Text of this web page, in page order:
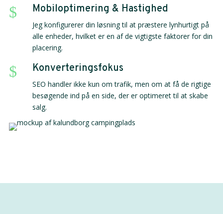
$ Mobiloptimering & Hastighed
Jeg konfigurerer din løsning til at præstere lynhurtigt på
alle enheder, hvilket er en af de vigtigste faktorer for din
placering.
$ Konverteringsfokus
SEO handler ikke kun om trafik, men om at få de rigtige
besøgende ind på en side, der er optimeret til at skabe
salg.